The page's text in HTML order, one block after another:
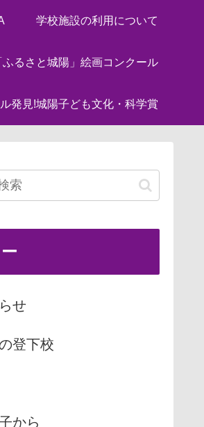
学校施設の利用について
るさと城陽」絵画コンクール
発見!城陽子ども文化・科学賞
せ
登下校
から